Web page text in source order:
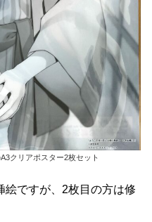
クリアポスター2枚セット
絵ですが、2枚目の方は修